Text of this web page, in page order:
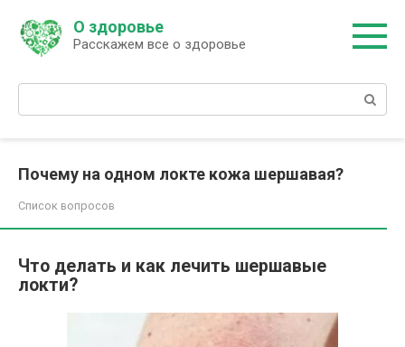
контенту
О здоровье
Расскажем все о здоровье
Поиск:
Почему на одном локте кожа шершавая?
Список вопросов
Что делать и как лечить шершавые
локти?